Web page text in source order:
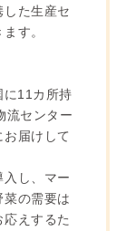
した生産セ
ます。
に11カ所持
流センター
届けして
入し、マー
の需要は
えするた